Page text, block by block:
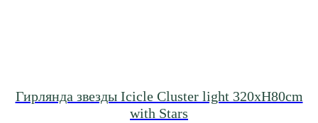
Гирлянда звезды Icicle Cluster light 320xH80cm
with Stars